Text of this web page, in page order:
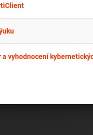
vyhodnocení